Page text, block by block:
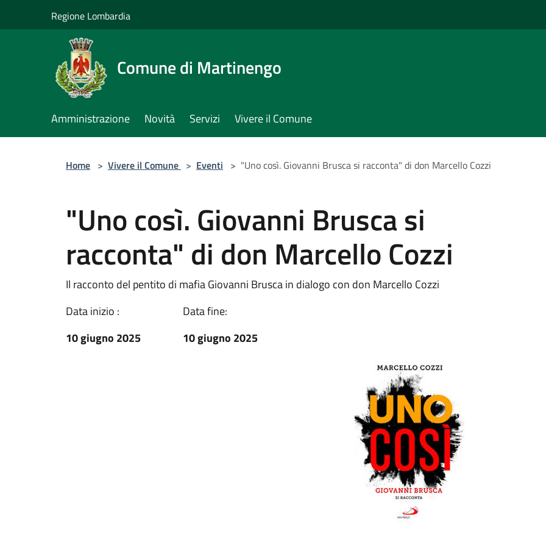
Regione Lombardia
Comune di Martinengo
Amministrazione Novità Servizi Vivere il Comune
Home > Vivere il Comune > Eventi > "Uno così. Giovanni Brusca si racconta" di don Marcello Cozzi
"Uno così. Giovanni Brusca si
racconta" di don Marcello Cozzi
Il racconto del pentito di mafia Giovanni Brusca in dialogo con don Marcello Cozzi
Data inizio :
10 giugno 2025
Data fine:
10 giugno 2025